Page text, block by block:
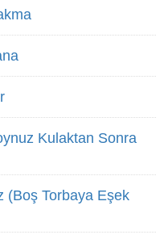
Kulaktan Sonra
(Boş Torbaya Eşek